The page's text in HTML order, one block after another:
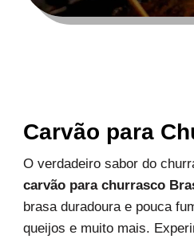
Carvão para
O verdadeiro sabor do
carvão para churrasco
brasa duradoura e pouca
queijos e muito mais.